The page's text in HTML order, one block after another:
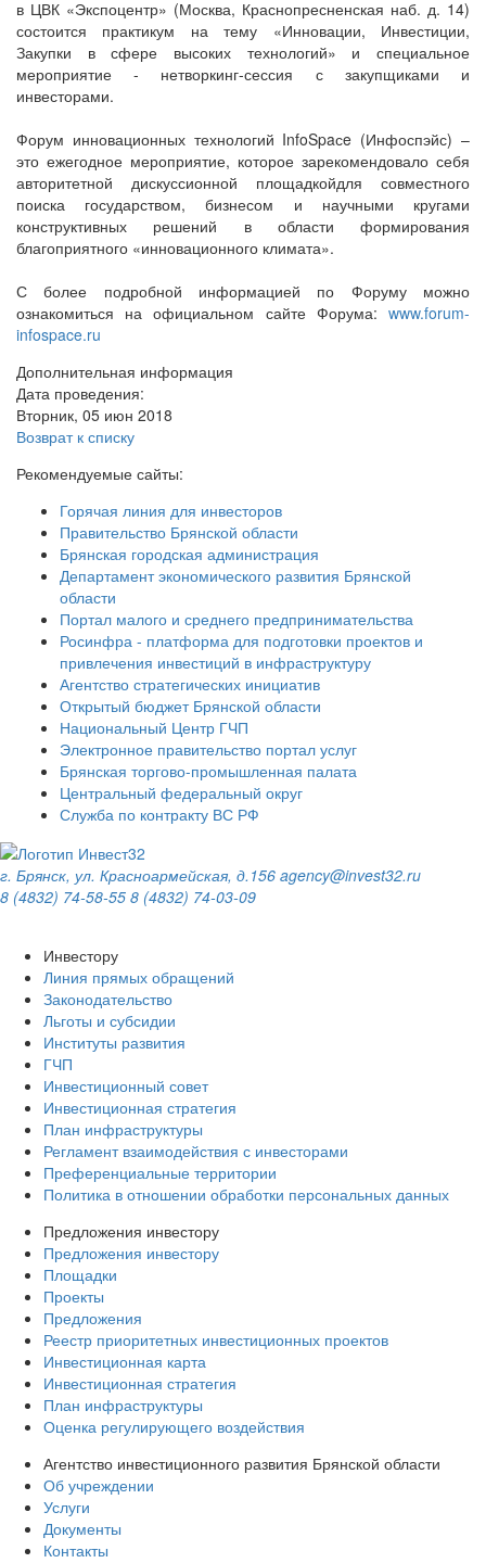
в ЦВК «Экспоцентр» (Москва, Краснопресненская наб. д. 14)
состоится практикум на тему «Инновации, Инвестиции,
Закупки в сфере высоких технологий» и специальное
мероприятие - нетворкинг-сессия с закупщиками и
инвесторами.
Форум инновационных технологий InfoSpaсe (Инфоспэйс) –
это ежегодное мероприятие, которое зарекомендовало себя
авторитетной дискуссионной площадкойдля совместного
поиска государством, бизнесом и научными кругами
конструктивных решений в области формирования
благоприятного «инновационного климата».
С более подробной информацией по Форуму можно
ознакомиться на официальном сайте Форума: www.forum-
infospace.ru
Дополнительная информация
Дата проведения:
Вторник, 05 июн 2018
Возврат к списку
Рекомендуемые сайты:
Горячая линия для инвесторов
Правительство Брянской области
Брянская городская администрация
Департамент экономического развития Брянской
области
Портал малого и среднего предпринимательства
Росинфра - платформа для подготовки проектов и
привлечения инвестиций в инфраструктуру
Агентство стратегических инициатив
Открытый бюджет Брянской области
Национальный Центр ГЧП
Электронное правительство портал услуг
Брянская торгово-промышленная палата
Центральный федеральный округ
Служба по контракту ВС РФ
г. Брянск, ул. Красноармейская, д.156 agency@invest32.ru
8 (4832) 74-58-55 8 (4832) 74-03-09
Инвестору
Линия прямых обращений
Законодательство
Льготы и субсидии
Институты развития
ГЧП
Инвестиционный совет
Инвестиционная стратегия
План инфраструктуры
Регламент взаимодействия с инвесторами
Преференциальные территории
Политика в отношении обработки персональных данных
Предложения инвестору
Предложения инвестору
Площадки
Проекты
Предложения
Реестр приоритетных инвестиционных проектов
Инвестиционная карта
Инвестиционная стратегия
План инфраструктуры
Оценка регулирующего воздействия
Агентство инвестиционного развития Брянской области
Об учреждении
Услуги
Документы
Контакты